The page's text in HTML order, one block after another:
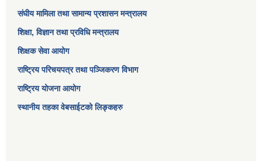
संघीय मामिला तथा सामान्य प्रशासन मन्त्रालय
शिक्षा, विज्ञान तथा प्रविधि मन्त्रालय
शिक्षक सेवा आयोग
राष्ट्रिय परिचयपत्र तथा पञ्जिकरण विभाग
राष्ट्रिय योजना आयोग
स्थानीय तहका वेबसाईटको लिङ्कहरु